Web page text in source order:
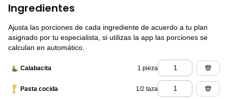
Ingredientes
Ajusta las porciones de cada ingrediente de acuerdo a tu plan
asignado por tu especialista, si utilizas la app las porciones se
calculan en automático.
Calabacita 1 pieza
Pasta cocida 1/2 taza